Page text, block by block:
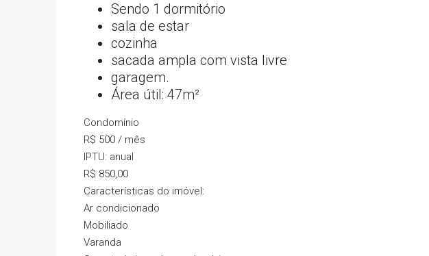
Sendo 1 dormitório
sala de estar
cozinha
sacada ampla com vista livre
garagem.
Área útil: 47m²
Condomínio
R$ 500 / mês
IPTU: anual
R$ 850,00
Características do imóvel:
Ar condicionado
Mobiliado
Varanda